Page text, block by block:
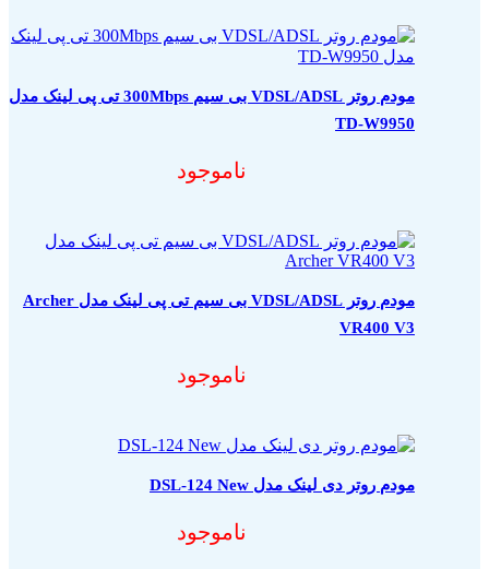
مودم روتر VDSL/ADSL بی سیم 300Mbps تی پی لینک مدل
TD-W9950
ناموجود
مودم روتر VDSL/ADSL بی سیم تی پی لینک مدل Archer
VR400 V3
ناموجود
مودم روتر دی لینک مدل DSL-124 New
ناموجود